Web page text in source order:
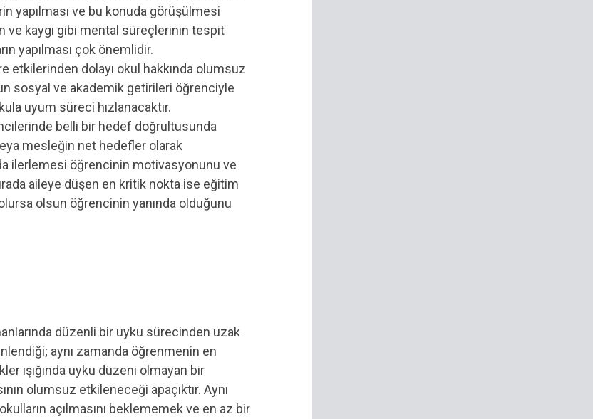
yapılması ve bu konuda görüşülmesi
ve kaygı gibi mental süreçlerinin tespit
yapılması çok önemlidir.
etkilerinden dolayı okul hakkında olumsuz
sosyal ve akademik getirileri öğrenciyle
uyum süreci hızlanacaktır.
belli bir hedef doğrultusunda
mesleğin net hedefler olarak
ilerlemesi öğrencinin motivasyonunu ve
aileye düşen en kritik nokta ise eğitim
olsun öğrencinin yanında olduğunu
düzenli bir uyku sürecinden uzak
aynı zamanda öğrenmenin en
ışığında uyku düzeni olmayan bir
olumsuz etkileneceği apaçıktır. Aynı
açılmasını beklememek ve en az bir